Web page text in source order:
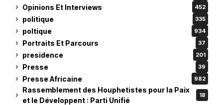
Opinions Et Interviews 452
politique 335
poltique 934
Portraits Et Parcours 37
presidence 201
Presse 39
Presse Africaine 982
Rassemblement des Houphetistes pour la Paix
et le Développent : Parti Unifié
18